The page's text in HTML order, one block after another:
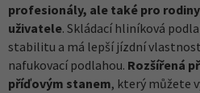
profesionály, ale také pro
uživatele. Skládací hliníková
stabilitu a má lepší jízdní
nafukovací podlahou. Rozšířená
příďovým stanem, který můžete